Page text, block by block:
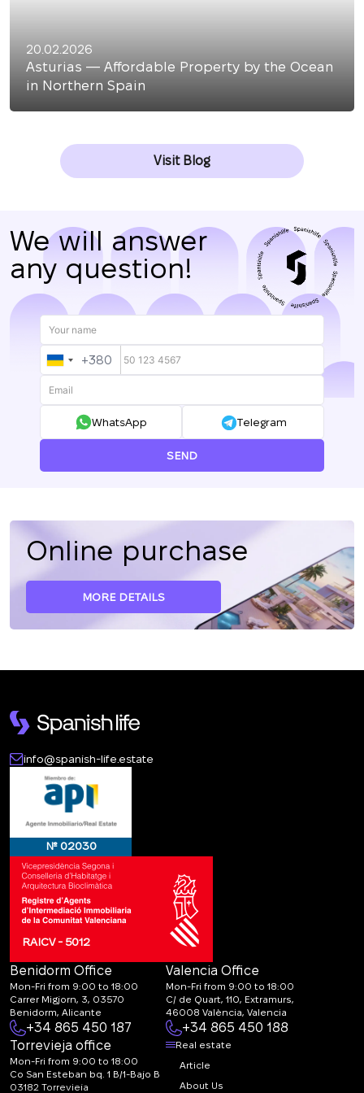
20.02.2026
Asturias — Affordable Property by the Ocean
in Northern Spain
Visit Blog
We will answer
any question!
UKRAINE
+380
+380
WhatsApp Telegram
SEND
Online purchase
MORE DETAILS
info@spanish-life.estate
№ 02030
RAICV - 5012
Benidorm Office
Mon-Fri from 9:00 to 18:00
Carrer Migjorn, 3, 03570
Benidorm, Alicante
+34 865 450 187
Valencia Office
Mon-Fri from 9:00 to 18:00
C/ de Quart, 110, Extramurs,
46008 València, Valencia
+34 865 450 188
Torrevieja office
Mon-Fri from 9:00 to 18:00
Co San Esteban bq. 1 B/1-Bajo B
03182 Torrevieja
Real estate
Article
About Us